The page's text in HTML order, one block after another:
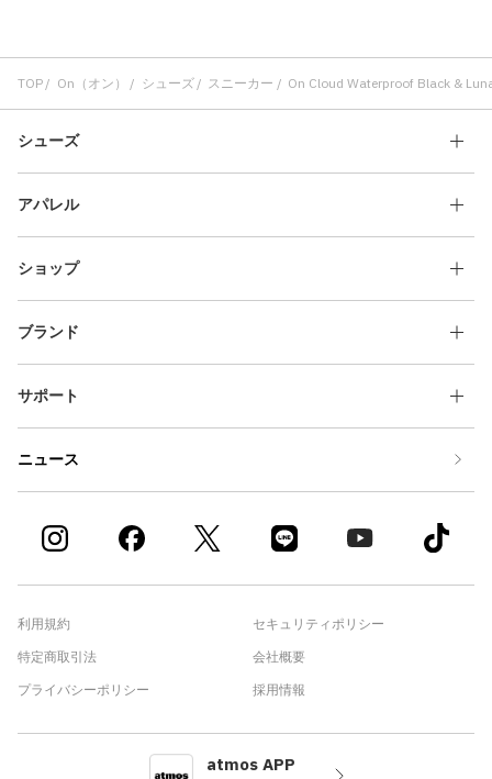
TOP On（オン） シューズ スニーカー On Cloud Waterproof Black &
シューズ
アパレル
ショップ
ブランド
サポート
ニュース
利用規約
特定商取引法
プライバシーポリシー
セキュリティポリシー
会社概要
採用情報
atmos APP